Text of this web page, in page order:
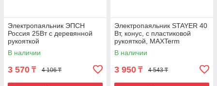
Электропаяльник ЭПСН
Россия 25Вт с деревянной
рукояткой
В наличии
3 570 ₸ 4 106 ₸
Электропаяльник STAYER 40
Вт, конус, с пластиковой
рукояткой, MAXTerm
В наличии
3 950 ₸ 4 543 ₸